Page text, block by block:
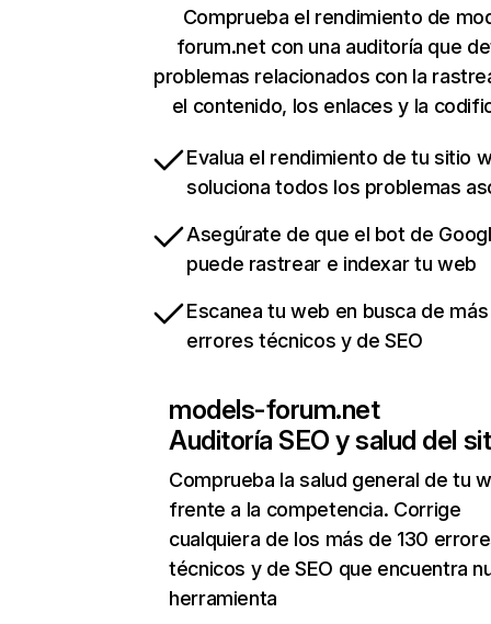
Comprueba el rendimiento de
forum.net con una auditoría que
problemas relacionados con la
el contenido, los enlaces y la
Evalua el rendimiento de tu sitio
soluciona todos los problemas
Asegúrate de que el bot de
puede rastrear e indexar tu web
Escanea tu web en busca de
errores técnicos y de SEO
models-forum.net
Auditoría SEO y salud del
Comprueba la salud general de tu
frente a la competencia. Corrige
cualquiera de los más de 130
técnicos y de SEO que encuentra
herramienta